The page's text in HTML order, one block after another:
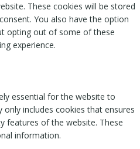
These cookies will be stored
You also have the option
opting out of some of these
experience.
essential for the website to
includes cookies that ensures
features of the website. These
information.